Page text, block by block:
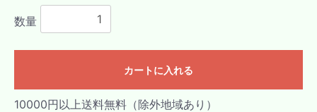
数量
カートに入れる
10000円以上送料無料（除外地域あり）